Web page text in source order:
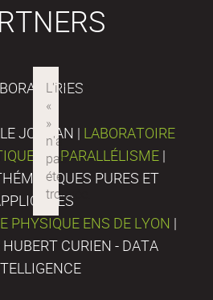
JORDAN | LABORATOIRE
DU PARALLÉLISME |
PURES ET
PHYSIQUE ENS DE LYON |
CURIEN - DATA